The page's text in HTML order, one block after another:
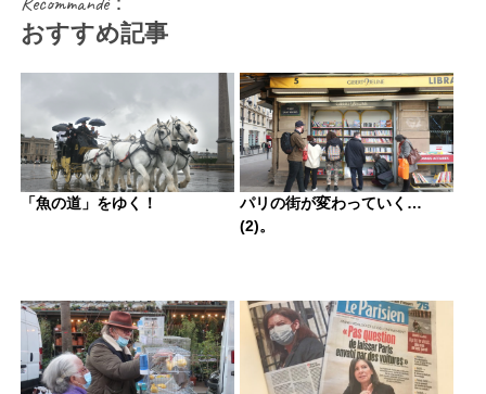
おすすめ記事
「魚の道」をゆく！
パリの街が変わっていく…
(2)。